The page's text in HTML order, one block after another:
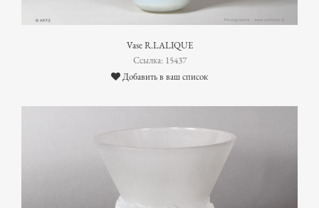
Vase R.LALIQUE
Ссылка: 15437
Добавить в ваш список